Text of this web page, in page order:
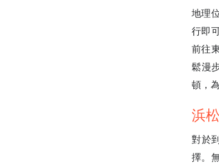
地理
行即
前往
鬆漫
頓，
浜
對於
擇。